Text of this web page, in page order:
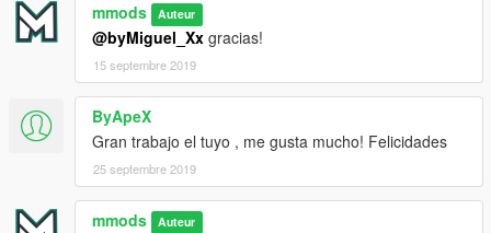
mmods Auteur
@byMiguel_Xx gracias!
15 septembre 2019
ByApeX
Gran trabajo el tuyo , me gusta mucho! Felicidades
25 septembre 2019
mmods Auteur